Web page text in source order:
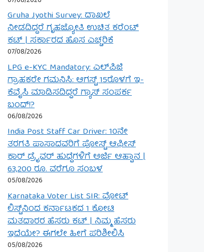
Gruha Jyothi Survey: ದಾಖಲೆ
ನೀಡದಿದ್ದರೆ ಗೃಹಜ್ಯೋತಿ ಉಚಿತ ಕರೆಂಟ್
ಕಟ್ | ಸರ್ಕಾರದ ಹೊಸ ಎಚ್ಚರಿಕೆ
07/08/2026
LPG e-KYC Mandatory: ಎಲ್‌ಪಿಜಿ
ಗ್ರಾಹಕರೇ ಗಮನಿಸಿ: ಆಗಸ್ಟ್ 15ರೊಳಗೆ ಇ-
ಕೆವೈಸಿ ಮಾಡಿಸದಿದ್ದರೆ ಗ್ಯಾಸ್ ಸಂಪರ್ಕ
ಬಂದ್!?
06/08/2026
India Post Staff Car Driver: 10ನೇ
ತರಗತಿ ಪಾಸಾದವರಿಗೆ ಪೋಸ್ಟ್ ಆಫೀಸ್
ಕಾರ್ ಡ್ರೈವರ್ ಹುದ್ದೆಗಳಿಗೆ ಅರ್ಜಿ ಆಹ್ವಾನ |
63,200 ರೂ. ವರೆಗೂ ಸಂಬಳ
05/08/2026
Karnataka Voter List SIR: ವೋಟ್
ಲಿಸ್ಟ್‌ನಿಂದ ಕರ್ನಾಟಕದ 1 ಕೋಟಿ
ಮತದಾರರ ಹೆಸರು ಕಟ್ | ನಿಮ್ಮ ಹೆಸರು
ಇದೆಯೇ? ಈಗಲೇ ಹೀಗೆ ಪರಿಶೀಲಿಸಿ
05/08/2026